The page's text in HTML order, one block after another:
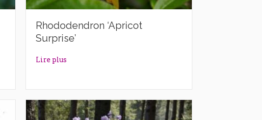
Rhododendron ‘Apricot
Surprise’
Lire plus